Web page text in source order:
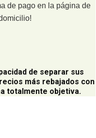
de pago en la página de
de separar sus
más rebajados con
totalmente objetiva.